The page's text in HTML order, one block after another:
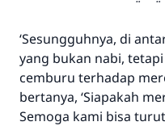
‘Sesungguhnya, di
yang bukan nabi,
cemburu terhadap
bertanya, ‘Siapakah
Semoga kami bisa